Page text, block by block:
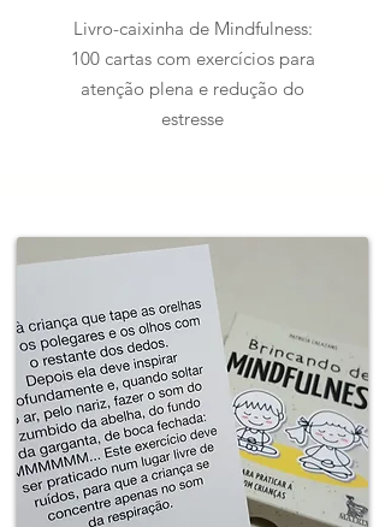
Livro-caixinha de Mindfulness:
100 cartas com exercícios para
atenção plena e redução do
estresse